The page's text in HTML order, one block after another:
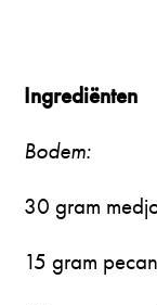
Ingrediënten
Bodem:
30 gram
15 gram